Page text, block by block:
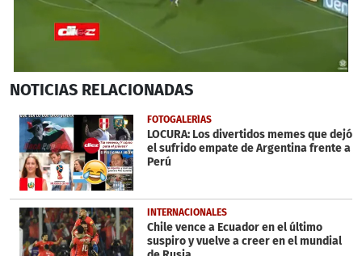
seconds
46
seconds
NOTICIAS RELACIONADAS
FOTOGALERÍAS
LOCURA: Los divertidos memes que dejó
el sufrido empate de Argentina frente a
Perú
INTERNACIONALES
Chile vence a Ecuador en el último
suspiro y vuelve a creer en el mundial